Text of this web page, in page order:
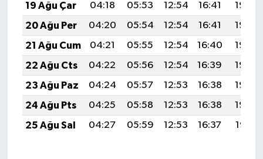
19 Ağu Çar
04:18 05:53 12:54 16:41
19:46
20 Ağu Per
04:20 05:54 12:54 16:41
19:44
21 Ağu Cum
04:21 05:55 12:54 16:40
19:43
22 Ağu Cts
04:22 05:56 12:54 16:39
19:42
23 Ağu Paz
04:24 05:57 12:53 16:38
19:40
24 Ağu Pts
04:25 05:58 12:53 16:38
19:39
25 Ağu Sal
04:27 05:59 12:53 16:37 19:37